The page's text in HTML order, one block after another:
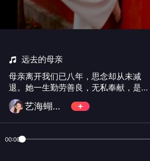
远去的母亲
母亲离开我们已八年，思念却从未减
退。她一生勤劳善良，无私奉献，是家
中的支柱和温暖的港湾。母亲用她的爱
和坚韧，教会我如何面对生活的风雨。
每当遇到困难，我总会想起她温柔的目
虽然她已远去，但她的精神永存心间，
艺海蝴蝶🦋
00:00